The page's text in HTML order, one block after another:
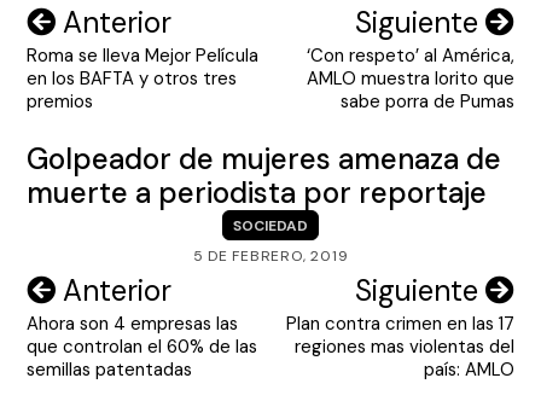
Navegación
de
entradas
Anterior
Roma se lleva Mejor Película
en los BAFTA y otros tres
premios
Siguiente
‘Con respeto’ al América,
AMLO muestra lorito que
sabe porra de Pumas
Golpeador de mujeres amenaza de
muerte a periodista por reportaje
SOCIEDAD
5 DE FEBRERO, 2019
Navegación
de
entradas
Anterior
Ahora son 4 empresas las
que controlan el 60% de las
semillas patentadas
Siguiente
Plan contra crimen en las 17
regiones mas violentas del
país: AMLO